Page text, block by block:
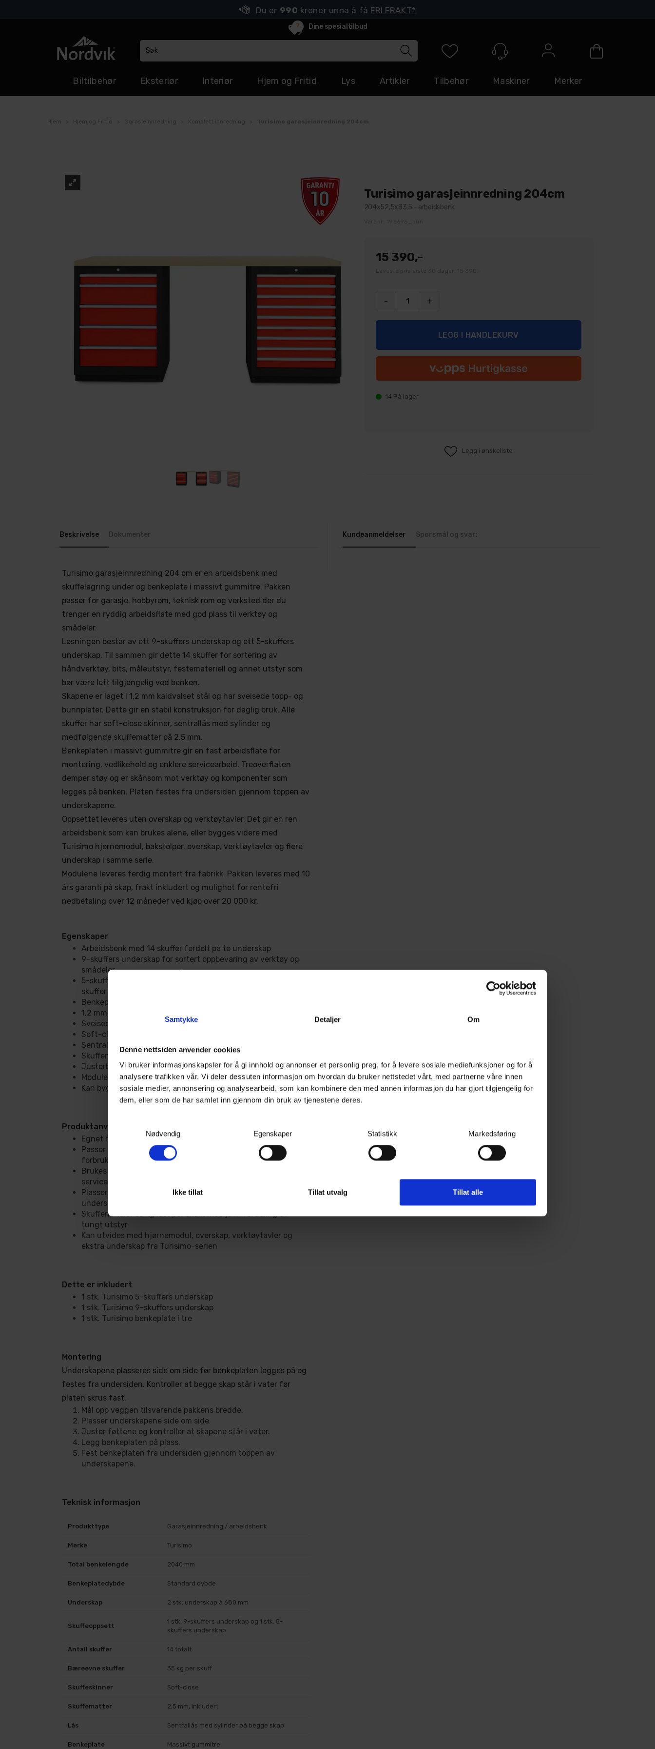
Samtykke Detaljer Om
Denne nettsiden anvender cookies
Vi bruker informasjonskapsler for å gi innhold og annonser et personlig preg, for å levere sosiale mediefunksjoner og for å
analysere trafikken vår. Vi deler dessuten informasjon om hvordan du bruker nettstedet vårt, med partnerne våre innen
sosiale medier, annonsering og analysearbeid, som kan kombinere den med annen informasjon du har gjort tilgjengelig for
dem, eller som de har samlet inn gjennom din bruk av tjenestene deres.
Nødvendig
Egenskaper Statistikk Markedsføring
Ikke tillat Tillat utvalg Tillat alle
7 Dine spesialtilbud
Biltilbehør Eksteriør Interiør Hjem og Fritid Lys Artikler Tilbehør Maskiner Merker
Du er 990 kroner unna å få FRI FRAKT*
Turisimo garasjeinnredning 204cm
204x52,5x83,5 - arbeidsbenk
15 390,-
- +
14 På lager
Legg i ønskeliste
Beskrivelse Dokumenter
Turisimo garasjeinnredning 204 cm er en arbeidsbenk med
skuffelagring under og benkeplate i massivt gummitre. Pakken
passer for garasje, hobbyrom, teknisk rom og verksted der du
trenger en ryddig arbeidsflate med god plass til verktøy og
smådeler.
Løsningen består av ett 9-skuffers underskap og ett 5-skuffers
underskap. Til sammen gir dette 14 skuffer for sortering av
håndverktøy, bits, måleutstyr, festemateriell og annet utstyr som
bør være lett tilgjengelig ved benken.
Skapene er laget i 1,2 mm kaldvalset stål og har sveisede topp- og
bunnplater. Dette gir en stabil konstruksjon for daglig bruk. Alle
skuffer har soft-close skinner, sentrallås med sylinder og
medfølgende skuffematter på 2,5 mm.
Benkeplaten i massivt gummitre gir en fast arbeidsflate for
montering, vedlikehold og enklere servicearbeid. Treoverflaten
demper støy og er skånsom mot verktøy og komponenter som
legges på benken. Platen festes fra undersiden gjennom toppen av
underskapene.
Oppsettet leveres uten overskap og verktøytavler. Det gir en ren
arbeidsbenk som kan brukes alene, eller bygges videre med
Turisimo hjørnemodul, bakstolper, overskap, verktøytavler og flere
underskap i samme serie.
Modulene leveres ferdig montert fra fabrikk. Pakken leveres med 10
års garanti på skap, frakt inkludert og mulighet for rentefri
nedbetaling over 12 måneder ved kjøp over 20 000 kr.
Egenskaper
Arbeidsbenk med 14 skuffer fordelt på to underskap
9-skuffers underskap for sortert oppbevaring av verktøy og
smådeler
5-skuffers underskap med én smal toppskuff og fire dypere
skuffer
Benkeplate i massivt gummitre
1,2 mm kaldvalset stål i skapene
Sveisede topp- og bunnplater for stabil konstruksjon
Soft-close skinner på alle skuffer
Sentrallås med sylinder på begge skap
Skuffematter på 2,5 mm følger med
Justerbare ben for tilpasning mot ujevnt gulv
Modulene leveres ferdig montert fra fabrikk
Kan bygges videre med flere Turisimo-moduler
Produktanvendelse
Egnet for garasje, hobbyrom, teknisk rom og verksted
Passer til oppbevaring av håndverktøy, smådeler og
forbruksmateriell
Brukes som arbeidsbenk for montering, vedlikehold og
servicearbeid
Plasser 9-skuffers underskapet til venstre og 5-skuffers
underskapet til høyre for anbefalt oppsett
Skuffene tåler 35 kg last per skuff, med jevn fordeling av
tungt utstyr
Kan utvides med hjørnemodul, overskap, verktøytavler og
ekstra underskap fra Turisimo-serien
Dette er inkludert
1 stk. Turisimo 5-skuffers underskap
1 stk. Turisimo 9-skuffers underskap
1 stk. Turisimo benkeplate i tre
Montering
Underskapene plasseres side om side før benkeplaten legges på og
festes fra undersiden. Kontroller at begge skap står i vater før
platen skrus fast.
Mål opp veggen tilsvarende pakkens bredde.
Plasser underskapene side om side.
Juster føttene og kontroller at skapene står i vater.
Legg benkeplaten på plass.
Fest benkeplaten fra undersiden gjennom toppen av
underskapene.
Teknisk informasjon
Produkttype Garasjeinnredning / arbeidsbenk
Merke Turisimo
Total benkelengde 2040 mm
Benkeplatedybde Standard dybde
Underskap 2 stk. underskap à 680 mm
Skuffeoppsett
1 stk. 9-skuffers underskap og 1 stk. 5-
skuffers underskap
Antall skuffer 14 totalt
Bæreevne skuffer 35 kg per skuff
Skuffeskinner Soft-close
Skuffematter 2,5 mm, inkludert
Lås Sentrallås med sylinder på begge skap
Benkeplate Massivt gummitre
Kundeanmeldelser Spørsmål og svar: